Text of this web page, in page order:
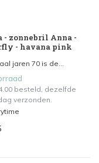
- zonnebril Anna -
- havana pink
jaren 70 is de...
besteld, dezelfde
verzonden.